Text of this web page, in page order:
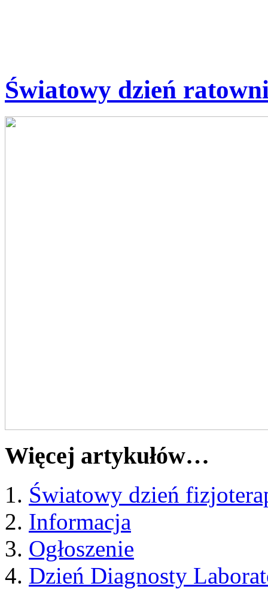
Światowy dzień
Więcej artykułów…
Światowy dzień
Informacja
Ogłoszenie
Dzień Diagnosty